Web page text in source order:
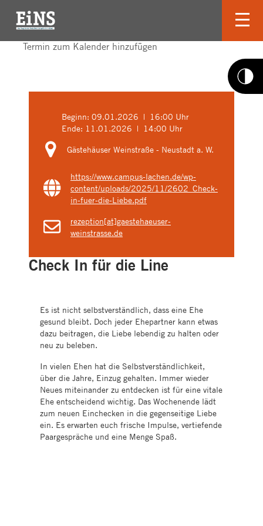
Termin zum Kalender hinzufügen
Beginn: 09.01.2026 | 16:00 Uhr
Ende: 11.01.2026 | 14:00 Uhr
Gästehäuser Weinstraße - Neustadt a. W.
https://www.campus-lachen.de/wp-
content/uploads/2025/11/2602_Check-
in-fuer-die-Liebe.pdf
rezeption[at]gaestehaeuser-
weinstrasse.de
Check In für die Line
Es ist nicht selbstverständlich, dass eine Ehe
gesund bleibt. Doch jeder Ehepartner kann etwas
dazu beitragen, die Liebe lebendig zu halten oder
neu zu beleben.
In vielen Ehen hat die Selbstverständlichkeit,
über die Jahre, Einzug gehalten. Immer wieder
Neues miteinander zu entdecken ist für eine vitale
Ehe entscheidend wichtig. Das Wochenende lädt
zum neuen Einchecken in die gegenseitige Liebe
ein. Es erwarten euch frische Impulse, vertiefende
Paargespräche und eine Menge Spaß.